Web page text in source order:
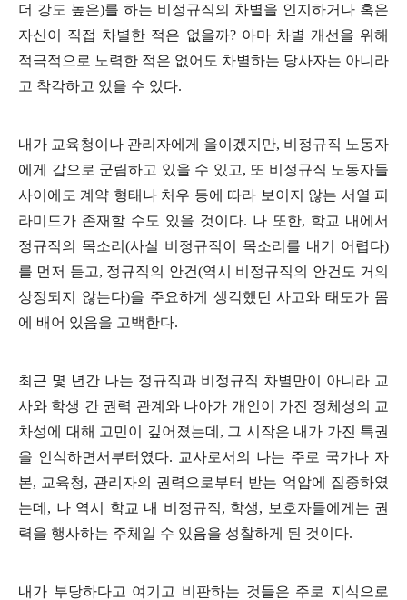
더 강도 높은)를 하는 비정규직의 차별을 인지하거나 혹은
자신이 직접 차별한 적은 없을까? 아마 차별 개선을 위해
적극적으로 노력한 적은 없어도 차별하는 당사자는 아니라
고 착각하고 있을 수 있다.
내가 교육청이나 관리자에게 을이겠지만, 비정규직 노동자
에게 갑으로 군림하고 있을 수 있고, 또 비정규직 노동자들
사이에도 계약 형태나 처우 등에 따라 보이지 않는 서열 피
라미드가 존재할 수도 있을 것이다. 나 또한, 학교 내에서
정규직의 목소리 (사실 비정규직이 목소리를 내기 어렵다)
를 먼저 듣고, 정규직의 안건(역시 비정규직의 안건도 거의
상정되지 않는다)을 주요하게 생각했던 사고와 태도가 몸
에 배어 있음을 고백한다.
최근 몇 년간 나는 정규직과 비정규직 차별만이 아니라 교
사와 학생 간 권력 관계와 나아가 개인이 가진 정체성의 교
차성에 대해 고민이 깊어졌는데 , 그 시작은 내가 가진 특권
을 인식하면서부터였다. 교사로서의 나는 주로 국가나 자
본, 교육청, 관리자의 권력으로부터 받는 억압에 집중하였
는데 , 나 역시 학교 내 비정규직, 학생, 보호자들에게는 권
력을 행사하는 주체일 수 있음을 성찰하게 된 것이다.
내가 부당하다고 여기고 비판하는 것들은 주로 지식으로